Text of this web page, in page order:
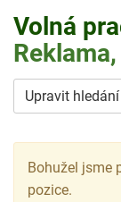
Volná
Upravit
Bohužel jsme
pozice.